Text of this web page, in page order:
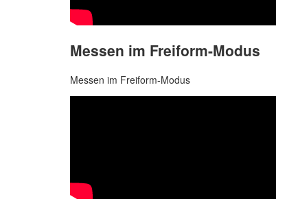
Messen im Freiform-Modus
Messen im Freiform-Modus